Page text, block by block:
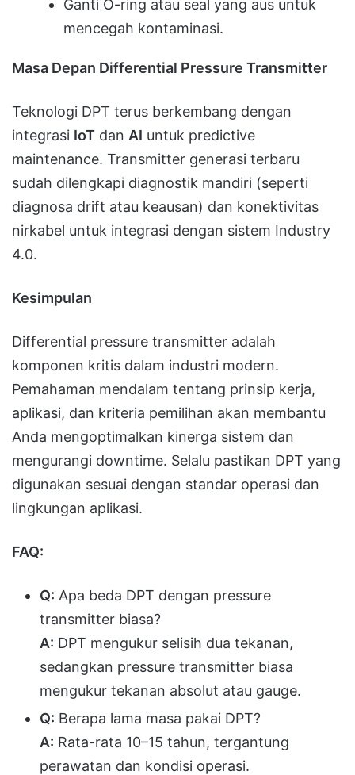
Ganti O-ring atau seal yang aus untuk
mencegah kontaminasi.
Masa Depan Differential Pressure Transmitter
Teknologi DPT terus berkembang dengan
integrasi IoT dan AI untuk predictive
maintenance. Transmitter generasi terbaru
sudah dilengkapi diagnostik mandiri (seperti
diagnosa drift atau keausan) dan konektivitas
nirkabel untuk integrasi dengan sistem Industry
4.0.
Kesimpulan
Differential pressure transmitter adalah
komponen kritis dalam industri modern.
Pemahaman mendalam tentang prinsip kerja,
aplikasi, dan kriteria pemilihan akan membantu
Anda mengoptimalkan kinerga sistem dan
mengurangi downtime. Selalu pastikan DPT yang
digunakan sesuai dengan standar operasi dan
lingkungan aplikasi.
FAQ:
Q: Apa beda DPT dengan pressure
transmitter biasa?
A: DPT mengukur selisih dua tekanan,
sedangkan pressure transmitter biasa
mengukur tekanan absolut atau gauge.
Q: Berapa lama masa pakai DPT?
A: Rata-rata 10–15 tahun, tergantung
perawatan dan kondisi operasi.